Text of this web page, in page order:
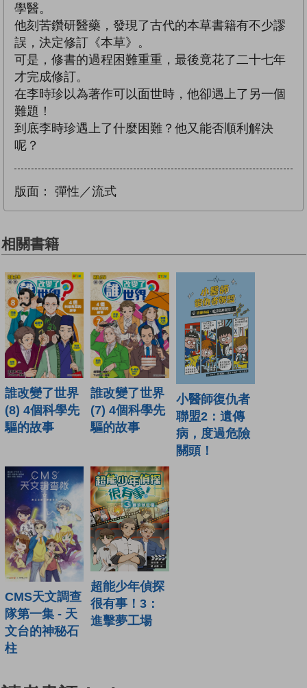
學醫。
他刻苦鑽研醫藥，發現了古代的本草書籍有不少謬
誤，決定修訂《本草》。
可是，修書的過程困難重重，最後竟花了二十七年
才完成修訂。
在李時珍以為著作可以面世時，他卻遇上了另一個
難題！
到底李時珍遇上了什麼困難？他又能否順利解決
呢？
版面： 彈性／流式
相關書籍
誰改變了世界
(8) 4個科學先
驅的故事
誰改變了世界
(7) 4個科學先
驅的故事
小醫師復仇者
聯盟2：遺傳
病，度過危險
關頭！
CMS天文調查
隊第一集 - 天
文台的神秘石
柱
超能少年偵探
很有事！3：
進擊夢工場